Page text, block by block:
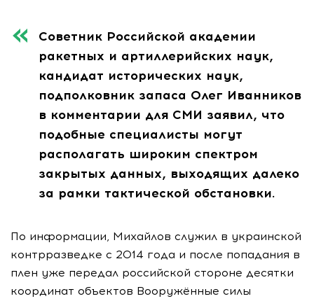
Советник Российской академии
ракетных и артиллерийских наук,
кандидат исторических наук,
подполковник запаса Олег Иванников
в комментарии для СМИ заявил, что
подобные специалисты могут
располагать широким спектром
закрытых данных, выходящих далеко
за рамки тактической обстановки.
По информации, Михайлов служил в украинской
контрразведке с 2014 года и после попадания в
плен уже передал российской стороне десятки
координат объектов Вооружённые силы